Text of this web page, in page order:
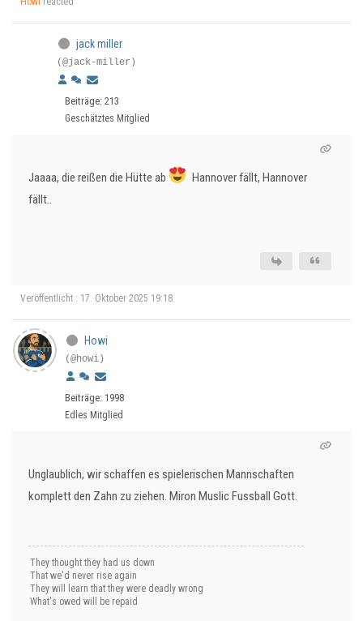
jack miller
(@jack-miller)
Beiträge: 213
Geschätztes Mitglied
Jaaaa, die reißen die Hütte ab
Hannover fällt, Hannover
fällt..
Veröffentlicht : 17. Oktober 2025 19:18
Howi
(@howi)
Beiträge: 1998
Edles Mitglied
Unglaublich, wir schaffen es spielerischen Mannschaften
komplett den Zahn zu ziehen. Miron Muslic Fussball Gott.
They thought they had us down
That we'd never rise again
They will learn that they were deadly wrong
What's owed will be repaid